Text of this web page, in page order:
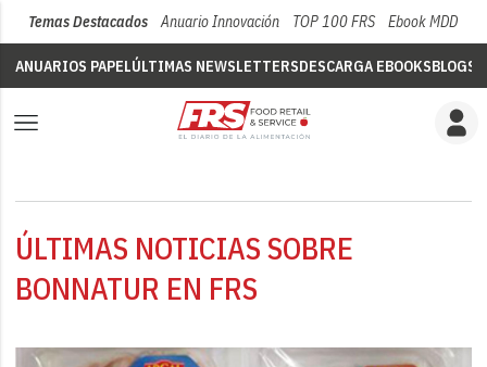
Temas Destacados Anuario Innovación TOP 100 FRS Ebook MDD
ANUARIOS PAPELÚLTIMAS NEWSLETTERSDESCARGA EBOOKSBLOGS
ÚLTIMAS NOTICIAS SOBRE
BONNATUR EN FRS